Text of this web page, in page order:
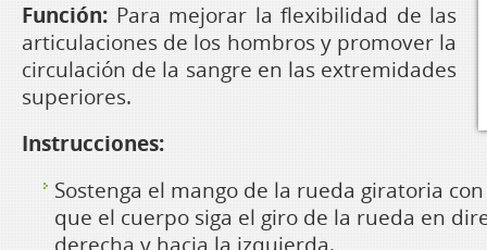
Función: Para mejorar la flexibilidad de las
articulaciones de los hombros y promover la
circulación de la sangre en las extremidades
superiores.
Instrucciones:
Sostenga el mango de la rueda giratoria
que el cuerpo siga el giro de la rueda en
derecha y hacia la izquierda.